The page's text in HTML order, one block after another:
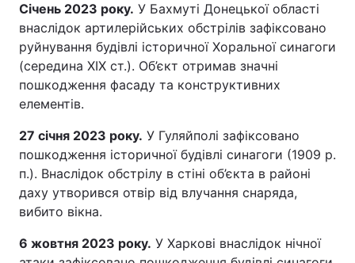
Січень 2023 року. У Бахмуті Донецької області
внаслідок артилерійських обстрілів зафіксовано
руйнування будівлі історичної Хоральної синагоги
(середина XIX ст.). Об’єкт отримав значні
пошкодження фасаду та конструктивних
елементів.
27 січня 2023 року. У Гуляйполі зафіксовано
пошкодження історичної будівлі синагоги (1909 р.
п.). Внаслідок обстрілу в стіні об’єкта в районі
даху утворився отвір від влучання снаряда,
вибито вікна.
6 жовтня 2023 року. У Харкові внаслідок нічної